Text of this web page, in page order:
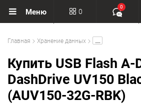
Меню 0
0
Главная Хранение данных
Купить USB Flash A-
DashDrive UV150
(AUV150-32G-RBK)